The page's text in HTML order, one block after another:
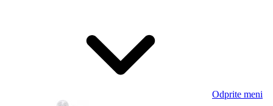
Odprite meni